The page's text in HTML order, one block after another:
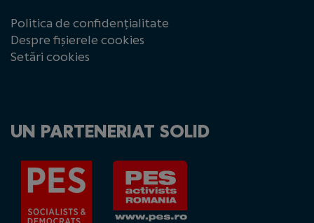
Politica de confidențialitate
Despre fișierele cookies
Setări cookies
UN PARTENERIAT SOLID